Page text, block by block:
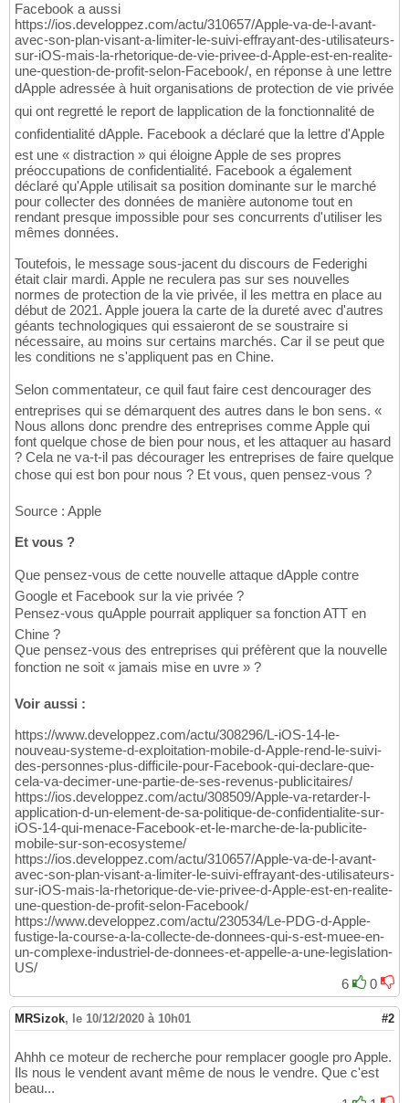
Facebook a aussi
https://ios.developpez.com/actu/310657/Apple-va-de-l-avant-
avec-son-plan-visant-a-limiter-le-suivi-effrayant-des-utilisateurs-
sur-iOS-mais-la-rhetorique-de-vie-privee-d-Apple-est-en-realite-
une-question-de-profit-selon-Facebook/, en réponse à une lettre
dApple adressée à huit organisations de protection de vie privée
qui ont regretté le report de lapplication de la fonctionnalité de
confidentialité dApple. Facebook a déclaré que la lettre d'Apple
est une « distraction » qui éloigne Apple de ses propres
préoccupations de confidentialité. Facebook a également
déclaré qu'Apple utilisait sa position dominante sur le marché
pour collecter des données de manière autonome tout en
rendant presque impossible pour ses concurrents d'utiliser les
mêmes données.
Toutefois, le message sous-jacent du discours de Federighi
était clair mardi. Apple ne reculera pas sur ses nouvelles
normes de protection de la vie privée, il les mettra en place au
début de 2021. Apple jouera la carte de la dureté avec d'autres
géants technologiques qui essaieront de se soustraire si
nécessaire, au moins sur certains marchés. Car il se peut que
les conditions ne s'appliquent pas en Chine.
Selon commentateur, ce quil faut faire cest dencourager des
entreprises qui se démarquent des autres dans le bon sens. «
Nous allons donc prendre des entreprises comme Apple qui
font quelque chose de bien pour nous, et les attaquer au hasard
? Cela ne va-t-il pas décourager les entreprises de faire quelque
chose qui est bon pour nous ? Et vous, quen pensez-vous ?
Source : Apple
Et vous ?
Que pensez-vous de cette nouvelle attaque dApple contre
Google et Facebook sur la vie privée ?
Pensez-vous quApple pourrait appliquer sa fonction ATT en
Chine ?
Que pensez-vous des entreprises qui préfèrent que la nouvelle
fonction ne soit « jamais mise en uvre » ?
Voir aussi :
https://www.developpez.com/actu/308296/L-iOS-14-le-
nouveau-systeme-d-exploitation-mobile-d-Apple-rend-le-suivi-
des-personnes-plus-difficile-pour-Facebook-qui-declare-que-
cela-va-decimer-une-partie-de-ses-revenus-publicitaires/
https://ios.developpez.com/actu/308509/Apple-va-retarder-l-
application-d-un-element-de-sa-politique-de-confidentialite-sur-
iOS-14-qui-menace-Facebook-et-le-marche-de-la-publicite-
mobile-sur-son-ecosysteme/
https://ios.developpez.com/actu/310657/Apple-va-de-l-avant-
avec-son-plan-visant-a-limiter-le-suivi-effrayant-des-utilisateurs-
sur-iOS-mais-la-rhetorique-de-vie-privee-d-Apple-est-en-realite-
une-question-de-profit-selon-Facebook/
https://www.developpez.com/actu/230534/Le-PDG-d-Apple-
fustige-la-course-a-la-collecte-de-donnees-qui-s-est-muee-en-
un-complexe-industriel-de-donnees-et-appelle-a-une-legislation-
US/
6
0
MRSizok, le 10/12/2020 à 10h01 #2
Ahhh ce moteur de recherche pour remplacer google pro Apple.
Ils nous le vendent avant même de nous le vendre. Que c'est
beau...